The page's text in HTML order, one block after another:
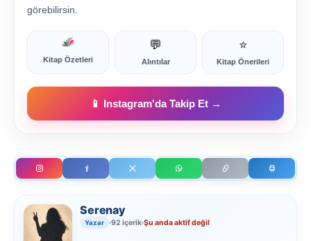
görebilirsin.
Kitap Özetleri
💬
Alıntılar
⭐
Kitap Önerileri
📱 Instagram'da Takip Et →
Serenay
Yazar 92 içerik Şu anda aktif değil